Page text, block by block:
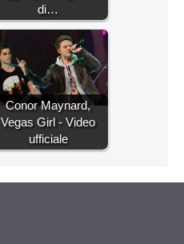
di…
Conor Maynard,
Vegas Girl - Video
ufficiale